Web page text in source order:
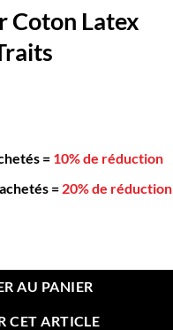
Coton Latex
= 10% de réduction
= 20% de réduction
Latex 40x60cm Bleu Traits
AU PANIER
CET ARTICLE